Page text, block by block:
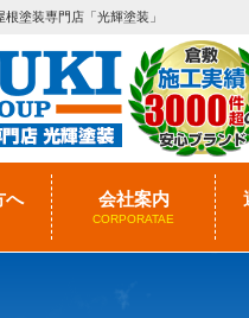
塗装専門店「光輝塗装」
へ 会社案内
CORPORATAE